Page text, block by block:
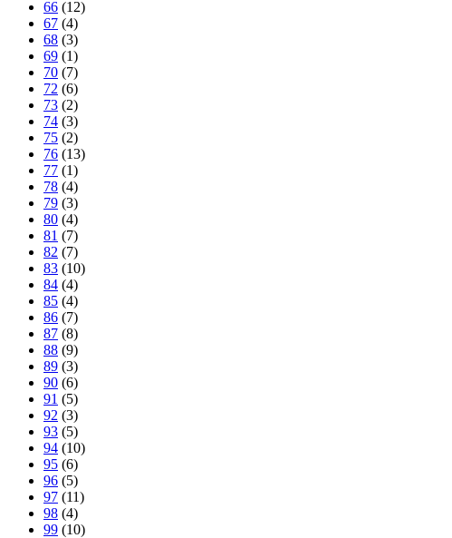
66 (12)
67 (4)
68 (3)
69 (1)
70 (7)
72 (6)
73 (2)
74 (3)
75 (2)
76 (13)
77 (1)
78 (4)
79 (3)
80 (4)
81 (7)
82 (7)
83 (10)
84 (4)
85 (4)
86 (7)
87 (8)
88 (9)
89 (3)
90 (6)
91 (5)
92 (3)
93 (5)
94 (10)
95 (6)
96 (5)
97 (11)
98 (4)
99 (10)